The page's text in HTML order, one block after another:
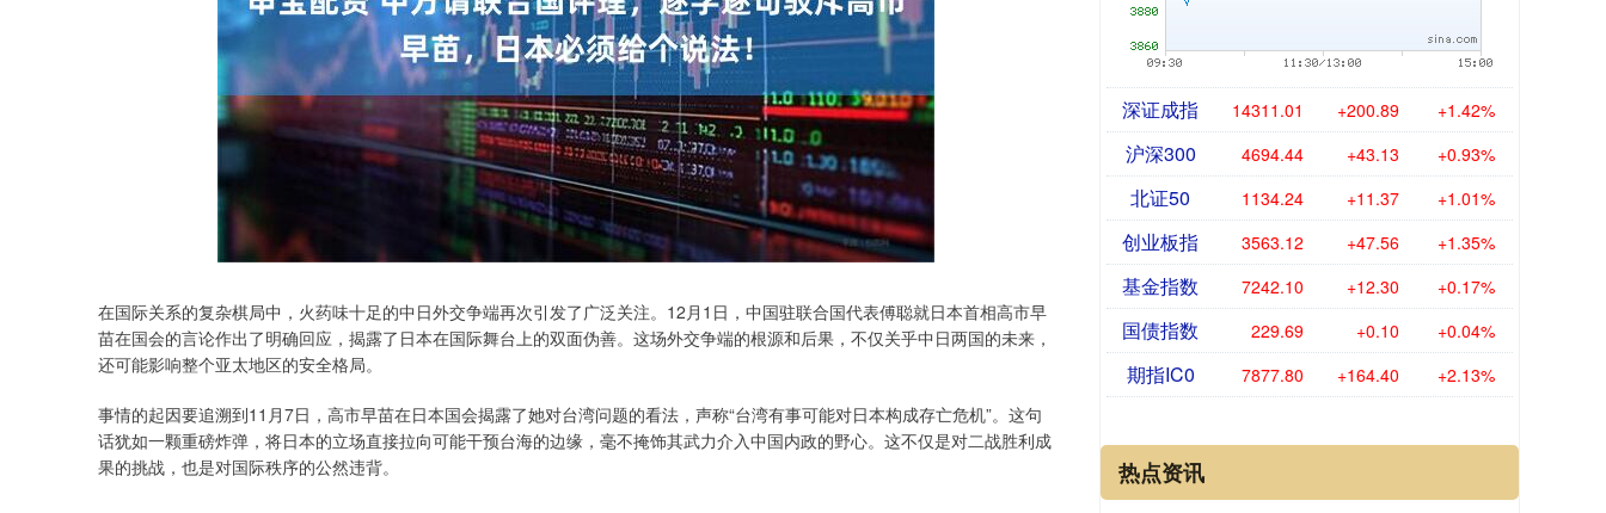
在国际关系的复杂棋局中，火药味十足的中日外交争端再次引发了广泛关注。12月1日，中国驻联合国代表傅聪就日本首相高市早
苗在国会的言论作出了明确回应，揭露了日本在国际舞台上的双面伪善。这场外交争端的根源和后果，不仅关乎中日两国的未来，
还可能影响整个亚太地区的安全格局。
事情的起因要追溯到11月7日，高市早苗在日本国会揭露了她对台湾问题的看法，声称“台湾有事可能对日本构成存亡危机”。这句
话犹如一颗重磅炸弹，将日本的立场直接拉向可能干预台海的边缘，毫不掩饰其武力介入中国内政的野心。这不仅是对二战胜利成
果的挑战，也是对国际秩序的公然违背。
深证成指 14311.01 +200.89 +1.42%
沪深300 4694.44 +43.13 +0.93%
北证50 1134.24 +11.37 +1.01%
创业板指 3563.12 +47.56 +1.35%
基金指数 7242.10 +12.30 +0.17%
国债指数 229.69 +0.10 +0.04%
期指IC0 7877.80 +164.40 +2.13%
热点资讯